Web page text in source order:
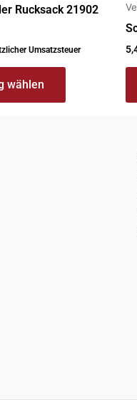
Rucksack 21902
Umsatzsteuer
wählen